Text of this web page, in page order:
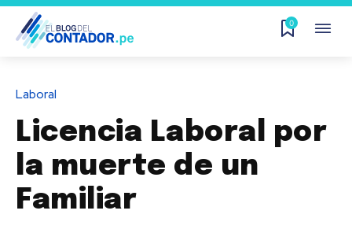
0
Laboral
Licencia Laboral por
la muerte de un
Familiar